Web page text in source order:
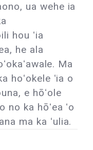
ua wehe ia
hou ʻia
he ala
Ma
hoʻokele ʻia o
e hōʻole
no ka hōʻea ʻo
ma ka ʻulia.